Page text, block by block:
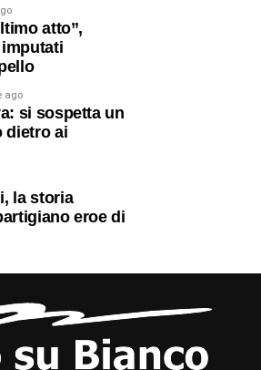
atto”,
imputati
ago
si sospetta un
dietro ai
la storia
eroe di